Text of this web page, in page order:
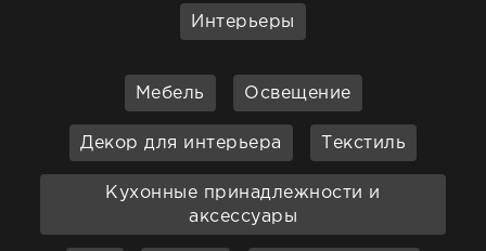
Интерьеры
Мебель Освещение
Декор для интерьера Текстиль
Кухонные принадлежности и
аксессуары